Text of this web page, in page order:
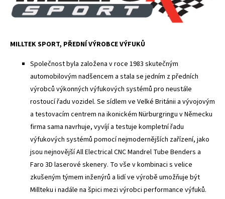
MILLTEK SPORT, PŘEDNÍ VÝROBCE VÝFUKŮ
Společnost byla založena v roce 1983 skutečným
automobilovým nadšencem a stala se jedním z předních
výrobců výkonných výfukových systémů pro neustále
rostoucí řadu vozidel. Se sídlem ve Velké Británii a vývojovým
a testovacím centrem na ikonickém Nürburgringu v Německu
firma sama navrhuje, vyvíjí a testuje kompletní řadu
výfukových systémů pomocí nejmodernějších zařízení, jako
jsou nejnovější All Electrical CNC Mandrel Tube Benders a
Faro 3D laserové skenery. To vše v kombinaci s velice
zkušeným týmem inženýrů a lidí ve výrobě umožňuje být
Millteku i nadále na špici mezi výrobci performance výfuků.